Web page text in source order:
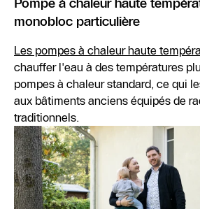
Pompe à chaleur haute
monobloc particulière
Les pompes à chaleur haute
chauffer l'eau à des températures
pompes à chaleur standard, ce qui
aux bâtiments anciens équipés de
traditionnels.